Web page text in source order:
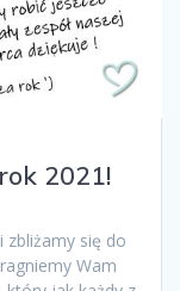
2021!
zbliżamy się do
Wam